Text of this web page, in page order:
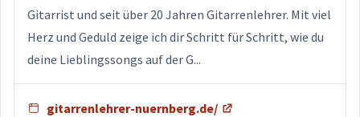
Gitarrist und seit über 20 Jahren Gitarrenlehrer. Mit viel
Herz und Geduld zeige ich dir Schritt für Schritt, wie du
deine Lieblingssongs auf der G...
gitarrenlehrer-nuernberg.de/